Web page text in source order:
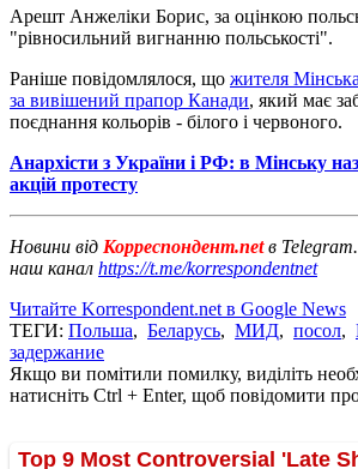
Арешт Анжеліки Борис, за оцінкою
"рівносильний вигнанню польськості".
Раніше повідомлялося, що жителя
за вивішений прапор Канади, який має
поєднання кольорів - білого і червоного.
Анархісти з України і РФ: в Мінську
акцій протесту
Новини від Корреспондент.netв
наш канал https://t.me/korrespondentnet
Читайте Korrespondent.net в Google News
ТЕГИ: Польша, Беларусь, МИД, посол,
задержание
Якщо ви помітили помилку, виділіть
натисніть Ctrl + Enter, щоб повідомити